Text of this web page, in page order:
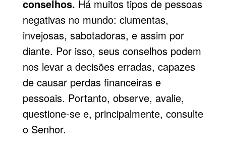
conselhos. Há muitos tipos de pessoas
negativas no mundo: ciumentas,
invejosas, sabotadoras, e assim por
diante. Por isso, seus conselhos podem
nos levar a decisões erradas, capazes
de causar perdas financeiras e
pessoais. Portanto, observe, avalie,
questione-se e, principalmente, consulte
o Senhor.